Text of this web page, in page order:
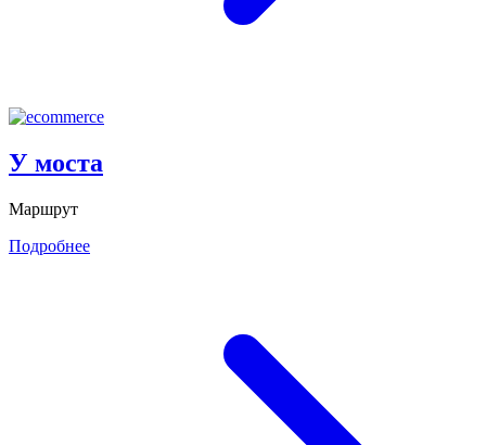
У моста
Маршрут
Подробнее